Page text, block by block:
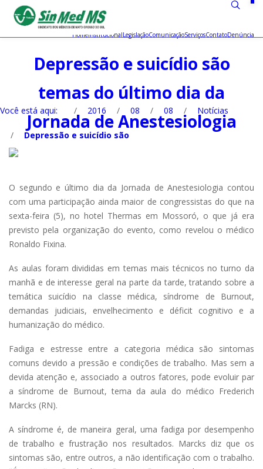
HomeInstitucionalLegislaçãoComunicaçãoServiçosContatoDenúncia
Depressão e suicídio são
temas do último dia da
Jornada de Anestesiologia
Você está aqui: / 2016 / 08 / 08 / Notícias
/ Depressão e suicídio são
O segundo e último dia da Jornada de Anestesiologia contou
com uma participação ainda maior de congressistas do que na
sexta-feira (5), no hotel Thermas em Mossoró, o que já era
previsto pela organização do evento, como revelou o médico
Ronaldo Fixina.
As aulas foram divididas em temas mais técnicos no turno da
manhã e de interesse geral na parte da tarde, tratando sobre a
temática suicídio na classe médica, síndrome de Burnout,
demandas judiciais, envelhecimento e déficit cognitivo e a
humanização do médico.
Fadiga e estresse entre a categoria médica são sintomas
comuns devido a pressão e condições de trabalho. Mas sem a
devida atenção e, associado a outros fatores, pode evoluir par
a síndrome de Burnout, tema da aula do médico Frederich
Marcks (RN).
A síndrome é, de maneira geral, uma fadiga por desempenho
de trabalho e frustração nos resultados. Marcks diz que os
sintomas são, entre outros, a não identificação com o trabalho.